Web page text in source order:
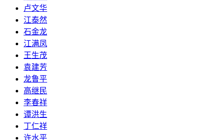
卢文华
江泰然
石金龙
江满凤
王生茂
袁建芳
龙鲁平
高继民
李春祥
谭洪生
丁仁祥
许水平